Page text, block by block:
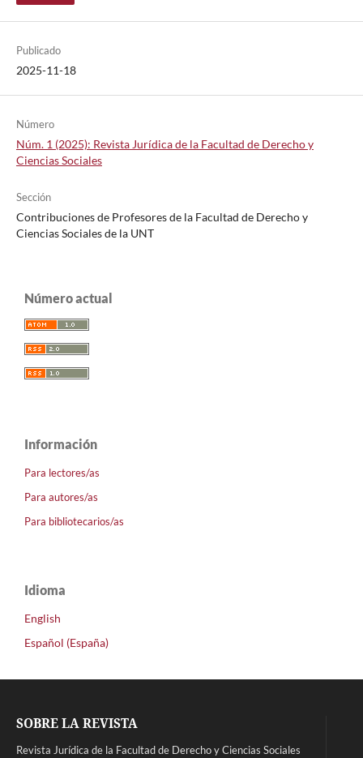
Publicado
2025-11-18
Número
Núm. 1 (2025): Revista Jurídica de la Facultad de Derecho y
Ciencias Sociales
Sección
Contribuciones de Profesores de la Facultad de Derecho y
Ciencias Sociales de la UNT
Número actual
Información
Para lectores/as
Para autores/as
Para bibliotecarios/as
Idioma
English
Español (España)
SOBRE LA REVISTA
Revista Jurídica de la Facultad de Derecho y Ciencias Sociales